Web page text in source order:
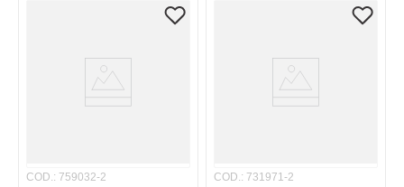
COD.: 759032-2
COD.: 731971-2